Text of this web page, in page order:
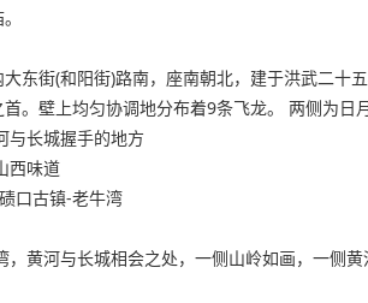
东街(和阳街)路南，座南朝北，建于洪武二
。壁上均匀协调地分布着9条飞龙。 两侧为日月
与长城握手的地方
西味道
口古镇-老牛湾
，黄河与长城相会之处，一侧山岭如画，一侧